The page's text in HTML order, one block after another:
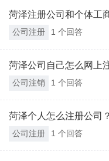
菏泽注册公司和个体工
公司注册 1 个回答
菏泽公司自己怎么网上
公司注销 1 个回答
菏泽个人怎么注册公司？
公司注册 1 个回答